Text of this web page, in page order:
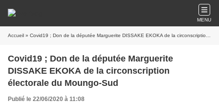
MENU
Accueil » Covid19 ; Don de la députée Marguerite DISSAKE EKOKA de la circonscription électorale du Moungo-Sud
Covid19 ; Don de la députée Marguerite
DISSAKE EKOKA de la circonscription
électorale du Moungo-Sud
Publié le 22/06/2020 à 11:08